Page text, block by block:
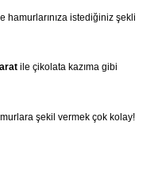
hamurlarınıza istediğiniz şekli
ile çikolata kazıma gibi
şekil vermek çok kolay!